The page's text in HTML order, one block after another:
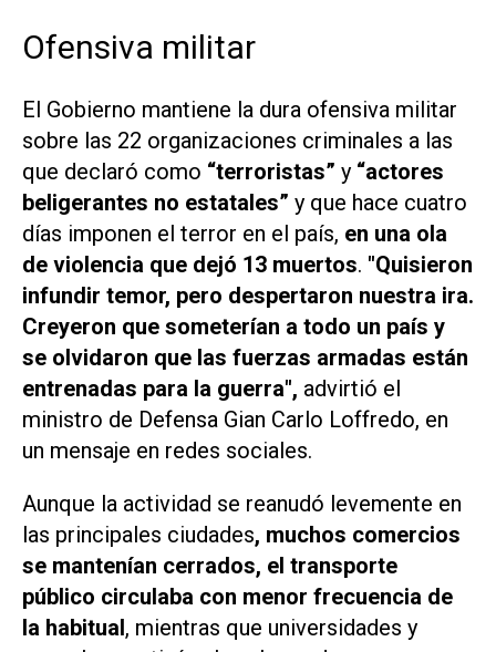
Ofensiva militar
El Gobierno mantiene la dura ofensiva militar
sobre las 22 organizaciones criminales a las
que declaró como “terroristas” y “actores
beligerantes no estatales” y que hace cuatro
días imponen el terror en el país, en una ola
de violencia que dejó 13 muertos. "Quisieron
infundir temor, pero despertaron nuestra ira.
Creyeron que someterían a todo un país y
se olvidaron que las fuerzas armadas están
entrenadas para la guerra", advirtió el
ministro de Defensa Gian Carlo Loffredo, en
un mensaje en redes sociales.
Aunque la actividad se reanudó levemente en
las principales ciudades, muchos comercios
se mantenían cerrados, el transporte
público circulaba con menor frecuencia de
la habitual , mientras que universidades y